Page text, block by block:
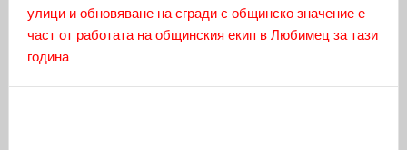
улици и обновяване на сгради с общинско значение е
част от работата на общинския екип в Любимец за тази
година